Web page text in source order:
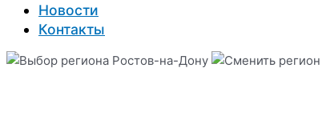
Новости
Контакты
Ростов-на-Дону